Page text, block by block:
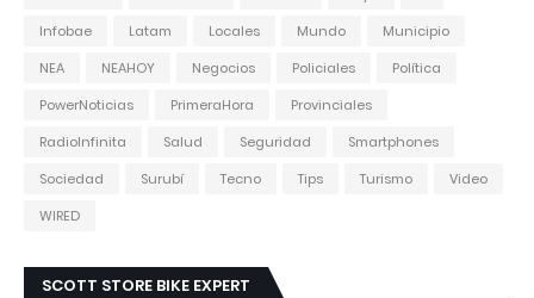
Infobae
Latam Locales Mundo
Municipio
NEA
NEAHOY Negocios Policiales
Política
PowerNoticias
PrimeraHora
Provinciales
RadioInfinita
Salud Seguridad
Smartphones
Sociedad
Surubí Tecno Tips Turismo
Video
WIRED
SCOTT STORE BIKE EXPERT